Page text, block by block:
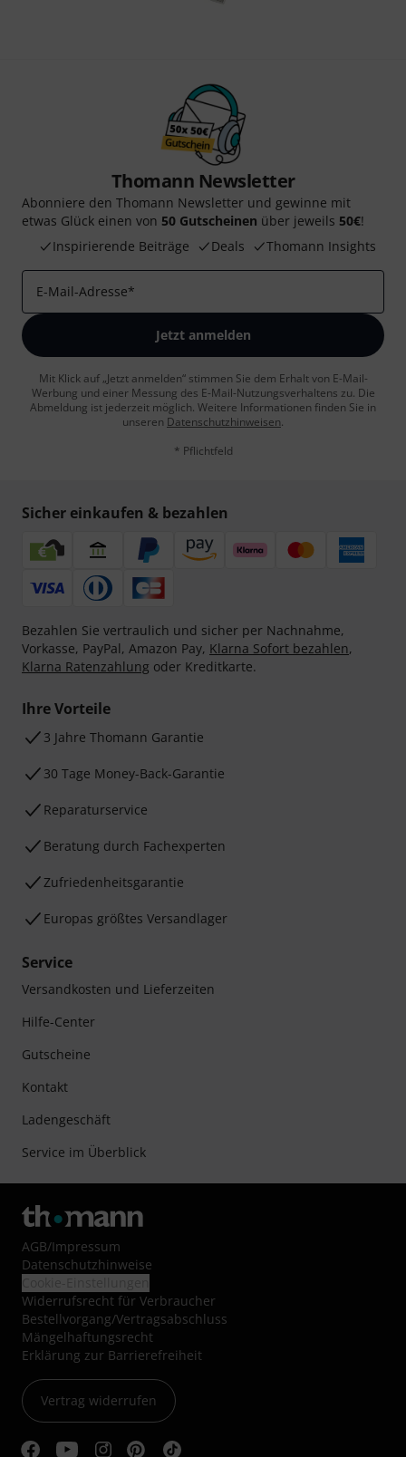
Thomann Newsletter
Abonniere den Thomann Newsletter und gewinne mit
etwas Glück einen von 50 Gutscheinen über jeweils 50€!
Inspirierende Beiträge
Deals Thomann Insights
E-Mail-Adresse*
Jetzt anmelden
Mit Klick auf „Jetzt anmelden“ stimmen Sie dem Erhalt von E-Mail-
Werbung und einer Messung des E-Mail-Nutzungsverhaltens zu. Die
Abmeldung ist jederzeit möglich. Weitere Informationen finden Sie in
unseren Datenschutzhinweisen.
* Pflichtfeld
Sicher einkaufen & bezahlen
Bezahlen Sie vertraulich und sicher per Nachnahme,
Vorkasse, PayPal, Amazon Pay, Klarna Sofort bezahlen,
Klarna Ratenzahlung oder Kreditkarte.
Ihre Vorteile
3 Jahre Thomann Garantie
30 Tage Money-Back-Garantie
Reparaturservice
Beratung durch Fachexperten
Zufriedenheitsgarantie
Europas größtes Versandlager
Service
Versandkosten und Lieferzeiten
Hilfe-Center
Gutscheine
Kontakt
Ladengeschäft
Service im Überblick
AGB/Impressum
Datenschutzhinweise
Widerrufsrecht für Verbraucher
Bestellvorgang/Vertragsabschluss
Mängelhaftungsrecht
Erklärung zur Barrierefreiheit
Vertrag widerrufen